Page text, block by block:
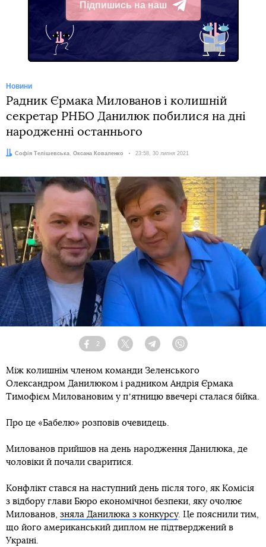
Підпишись на наш
Telegram
Новини
Радник Єрмака Милованов і колишній
секретар РНБО Данилюк побилися на дні
народженні останнього
Автори:
Софія Телішевська, Оксана Коваленко Дата:
23:58, 30 липня 2021
Facebook
2
Twitter TelegramViber
Між колишнім членом команди Зеленського
Олександром Данилюком і радником Андрія Єрмака
Тимофієм Миловановим у пʼятницю ввечері сталася бійка.
Про це «Бабелю» розповів очевидець.
Милованов прийшов на день народження Данилюка, де
чоловіки й почали сваритися.
Конфлікт стався на наступний день після того, як Комісія
з відбору глави Бюро економічної безпеки, яку очолює
Милованов, зняла Данилюка з конкурсу. Це пояснили тим,
що його американський диплом не підтверджений в
Україні.